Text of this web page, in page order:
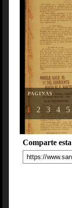
PAGINAS
1 2 3 4 5
Comparte